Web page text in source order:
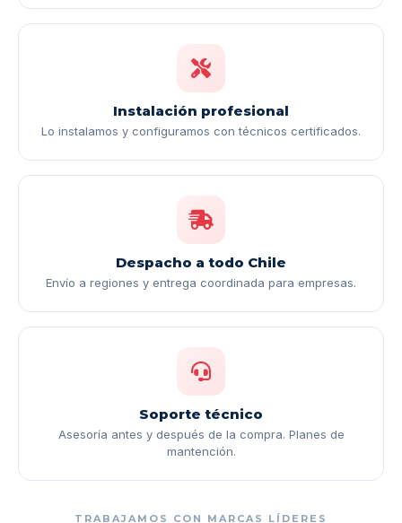
Instalación profesional
Lo instalamos y configuramos con técnicos certificados.
Despacho a todo Chile
Envío a regiones y entrega coordinada para empresas.
Soporte técnico
Asesoría antes y después de la compra. Planes de
mantención.
TRABAJAMOS CON MARCAS LÍDERES